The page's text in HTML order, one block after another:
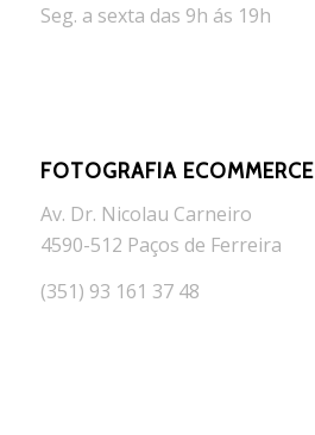
Seg. a sexta das 9h ás 19h
FOTOGRAFIA ECOMMERCE
Av. Dr. Nicolau Carneiro
4590-512 Paços de Ferreira
(351) 93 161 37 48